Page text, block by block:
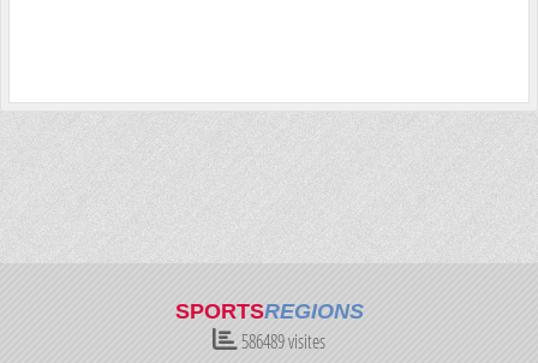
SPORTSREGIONS
586489visites